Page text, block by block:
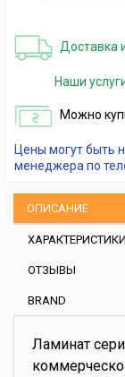
Доставка
Наши
Можно
Цены могут быть
менеджера по
ОПИСАНИЕ
ХАРАКТЕРИСТИКИ
ОТЗЫВЫ
BRAND
Ламинат